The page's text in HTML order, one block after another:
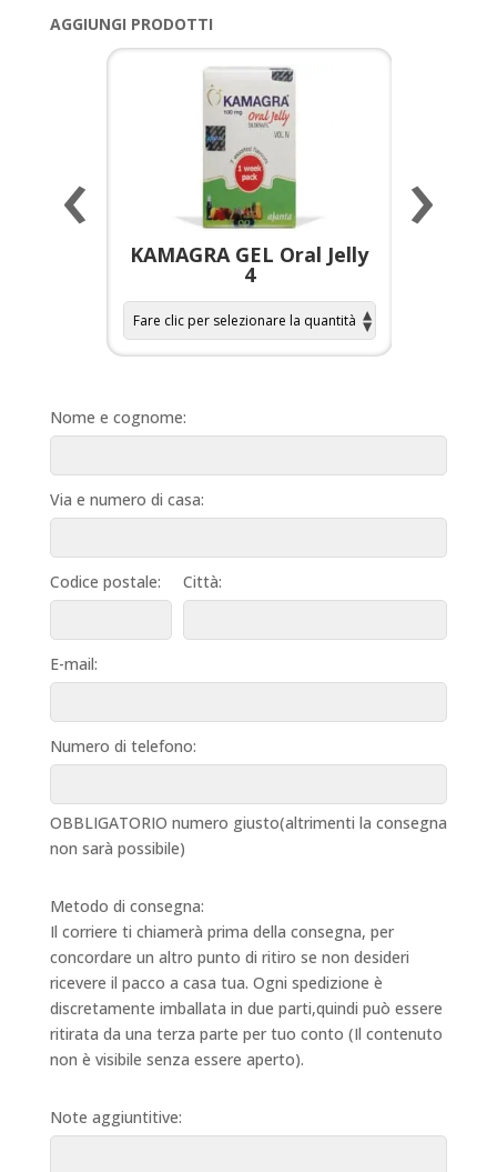
AGGIUNGI PRODOTTI
KAMAGRA GEL Oral Jelly
4
‹ ›
Nome e cognome:
Via e numero di casa:
Codice postale: Città:
E-mail:
Numero di telefono:
OBBLIGATORIO numero giusto(altrimenti la consegna
non sarà possibile)
Metodo di consegna:
Il corriere ti chiamerà prima della consegna, per
concordare un altro punto di ritiro se non desideri
ricevere il pacco a casa tua. Ogni spedizione è
discretamente imballata in due parti,quindi può essere
ritirata da una terza parte per tuo conto (Il contenuto
non è visibile senza essere aperto).
Note aggiuntitive: